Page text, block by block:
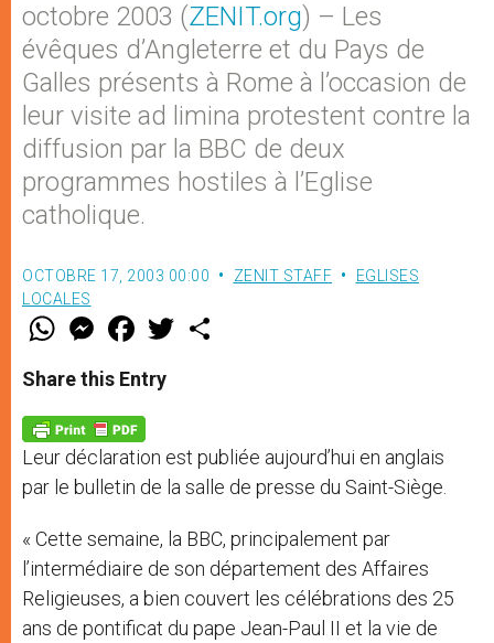
octobre 2003 (ZENIT.org) – Les
évêques d’Angleterre et du Pays de
Galles présents à Rome à l’occasion de
leur visite ad limina protestent contre la
diffusion par la BBC de deux
programmes hostiles à l’Eglise
catholique.
OCTOBRE 17, 2003 00:00 ZENIT STAFF
EGLISES
LOCALES
W
t
s
p
p
M
e
s
e
g
e
r
F
a
e
b
o
k
w
Share this Entry
Leur déclaration est publiée aujourd’hui en anglais
par le bulletin de la salle de presse du Saint-Siège.
« Cette semaine, la BBC, principalement par
l’intermédiaire de son département des Affaires
Religieuses, a bien couvert les célébrations des 25
ans de pontificat du pape Jean-Paul II et la vie de